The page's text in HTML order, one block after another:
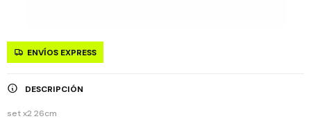
ENVÍOS EXPRESS
DESCRIPCIÓN
set x2 26cm